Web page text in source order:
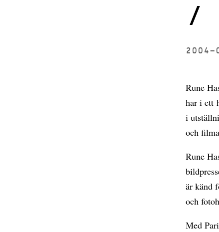
/
2004-
Rune
har i ett
i
och
Rune
är känd
och
Med